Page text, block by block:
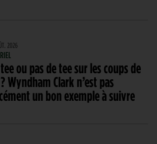
2026
ou pas de tee sur les coups de
Wyndham Clark n’est pas
un bon exemple à suivre